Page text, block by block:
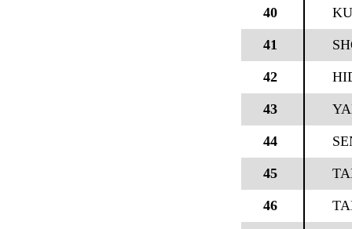
40
41
42
43
44
45
46